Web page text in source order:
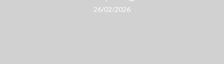
26/02/2026